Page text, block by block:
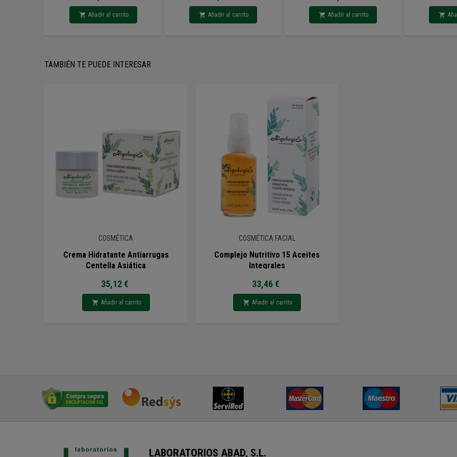
Añadir al carrito Añadir al carrito Añadir al carrito
TAMBIÉN TE PUEDE INTERESAR
COSMÉTICA
Crema Hidratante Antiarrugas
Centella Asiática
35,12 €
Añadir al carrito
COSMÉTICA FACIAL
Complejo Nutritivo 15 Aceites
Integrales
33,46 €
Añadir al carrito
LABORATORIOS ABAD, S.L.